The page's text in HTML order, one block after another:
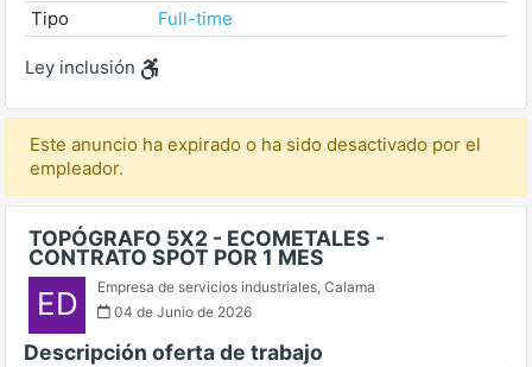
Tipo
Full-time
Ley inclusión
Este anuncio ha expirado o ha sido desactivado por el
empleador.
TOPÓGRAFO 5X2 - ECOMETALES -
CONTRATO SPOT POR 1 MES
ED Empresa de servicios industriales, Calama
04 de Junio de 2026
Descripción oferta de trabajo